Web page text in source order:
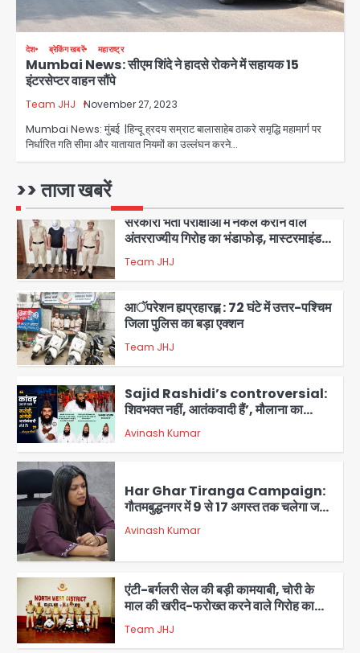
देश ब्रेकिंग खबरें महाराष्ट्र
Mumbai News: सीएम शिंदे ने हादसे रोकने में सहायक 15
इंटरसेप्टर वाहन सौंपे
Team JHJ November 27, 2023
Mumbai News: मुंबई |हिन्दू ह्रदय सम्राट बालासाहेब ठाकरे समृद्धि महामार्ग पर
निर्धारित गति सीमा और यातायात नियमों का उल्लंघन करने…
>> ताजा खबरें
Har Ghar Tiranga Campaign:
गौतमबुद्धनगर में 9 से 17 अगस्त तक चलेगा जन-
जागरूकता महाअभियान, डीएम ने की समीक्षा
2
एंटी-बर्गलरी सेल की बड़ी कामयाबी, चोरी के
माल की खरीद-फरोख्त करने वाले गिरोह का
3
सरकारी भर्ती परीक्षाओं में नकल कराने वाले
अंतरराज्यीय गिरोह का भंडाफोड़, मास्टरमाइंड
समेत 7 गिरफ्तार
Team JHJ
4
आॅपरेशन ह्यप्रहारह्ण : 72 घंटे में उत्तर-पश्चिम
जिला पुलिस का बड़ा एक्शन
Team JHJ
5
Sajid Rashidi’s controversial:
शिवभक्त नहीं, आतंकवादी हैं’, मौलाना का
कांवड़ियों पर विवादित बयान, BJP विधायक ने
कराई FIR, NSA की मांग
Avinash Kumar
1
Har Ghar Tiranga Campaign:
गौतमबुद्धनगर में 9 से 17 अगस्त तक चलेगा जन-
जागरूकता महाअभियान, डीएम ने की समीक्षा
बैठक
Avinash Kumar
2
एंटी-बर्गलरी सेल की बड़ी कामयाबी, चोरी के
माल की खरीद-फरोख्त करने वाले गिरोह का
भंडाफोड़
Team JHJ